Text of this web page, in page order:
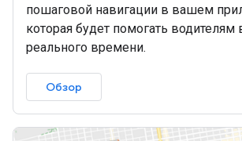
пошаговой навигации в вашем
которая будет помогать
реального времени.
Обзор